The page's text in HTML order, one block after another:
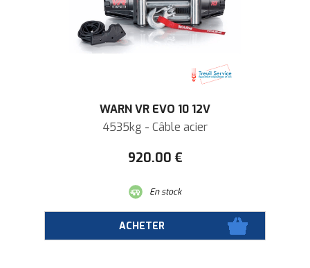
WARN VR EVO 10 12V
4535kg - Câble acier
920.00 €
En stock